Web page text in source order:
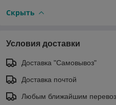
Скрыть
Условия доставки
Доставка "Самовывоз"
Доставка почтой
Любым ближайшим